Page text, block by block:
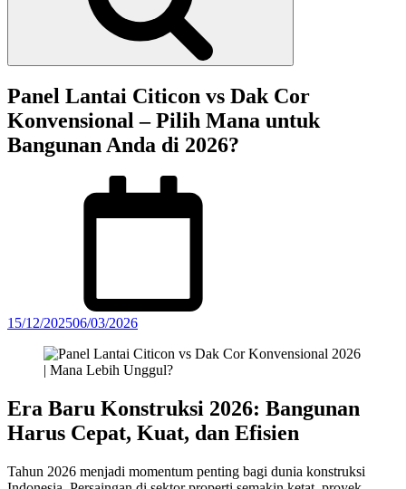
Search
Panel Lantai Citicon vs Dak Cor
Konvensional – Pilih Mana untuk
Bangunan Anda di 2026?
15/12/202506/03/2026
Era Baru Konstruksi 2026: Bangunan
Harus Cepat, Kuat, dan Efisien
Tahun 2026 menjadi momentum penting bagi dunia konstruksi